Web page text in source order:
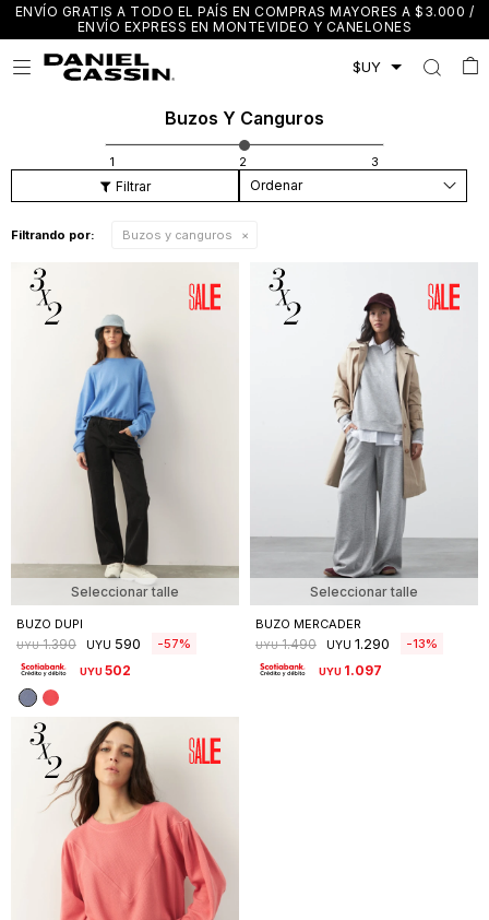
ENVÍO GRATIS A TODO EL PAÍS EN COMPRAS MAYORES A $3.000 /
ENVÍO EXPRESS EN MONTEVIDEO Y CANELONES

Buzos Y Canguros
Recomendados
Filtrando por: Buzos y canguros
Seleccionar talle
BUZO DUPI
UYU 1.390 UYU 590 57
UYU502
Seleccionar talle
BUZO MERCADER
UYU 1.490 UYU 1.290 13
UYU 1.097